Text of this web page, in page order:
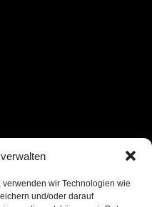
wir Technologien wie
und/oder darauf